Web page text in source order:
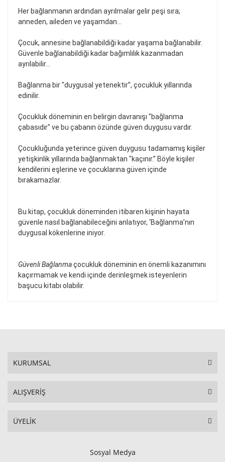
Her bağlanmanın ardından ayrılmalar gelir peşi sıra;
anneden, aileden ve yaşamdan…
Çocuk, annesine bağlanabildiği kadar yaşama bağlanabilir.
Güvenle bağlanabildiği kadar bağımlılık kazanmadan
ayrılabilir…
Bağlanma bir "duygusal yetenektir”, çocukluk yıllarında
edinilir.
Çocukluk döneminin en belirgin davranışı "bağlanma
çabasıdır" ve bu çabanın özünde güven duygusu vardır.
Çocukluğunda yeterince güven duygusu tadamamış kişiler
yetişkinlik yıllarında bağlanmaktan "kaçınır.” Böyle kişiler
kendilerini eşlerine ve çocuklarına güven içinde
bırakamazlar.
Bu kitap, çocukluk döneminden itibaren kişinin hayata
güvenle nasıl bağlanabileceğini anlatıyor, ‘Bağlanma’nın
duygusal kökenlerine iniyor.
Güvenli Bağlanmaçocukluk döneminin en önemli kazanımını
kaçırmamak ve kendi içinde derinleşmek isteyenlerin
başucu kitabı olabilir.
KURUMSAL
ALIŞVERİŞ
ÜYELİK
Sosyal Medya